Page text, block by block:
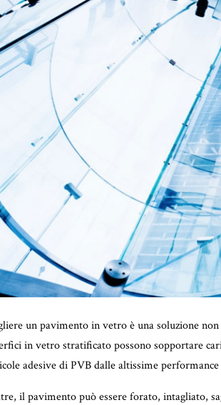
un pavimento in vetro è una soluzione
in vetro stratificato possono sopportare
adesive di PVB dalle altissime performance
il pavimento può essere forato, intagliato,